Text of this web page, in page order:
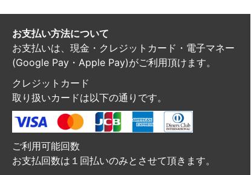
お支払い方法について
お支払いは、現金・クレジットカード・電子マネー
(Google Pay・Apple Pay)がご利用頂けます。
クレジットカード
取り扱いカードは以下の通りです。
ご利用可能回数
お支払回数は１回払いのみとさせて頂きます。